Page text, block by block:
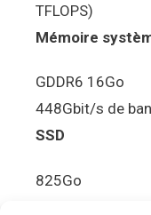
TFLOPS)
Mémoire
GDDR6 16Go
448Gbit/s de
SSD
825Go
5.5Gbit/s de